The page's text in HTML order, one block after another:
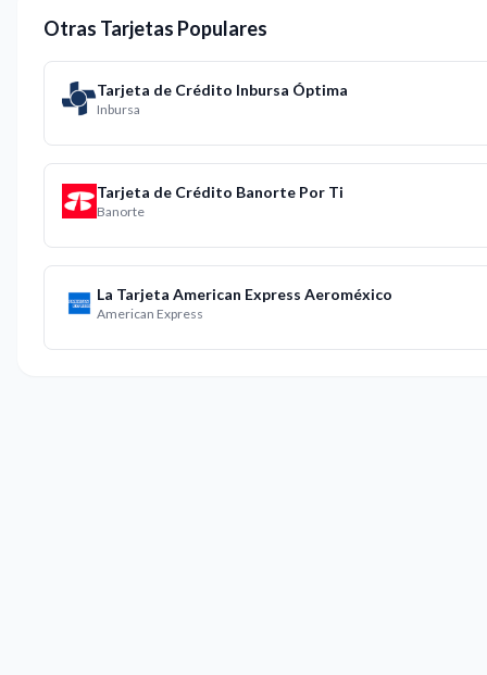
Otras Tarjetas Populares
Tarjeta de Crédito Inbursa Óptima
Inbursa
Tarjeta de Crédito Banorte Por Ti
Banorte
La Tarjeta American Express Aeroméxico
American Express